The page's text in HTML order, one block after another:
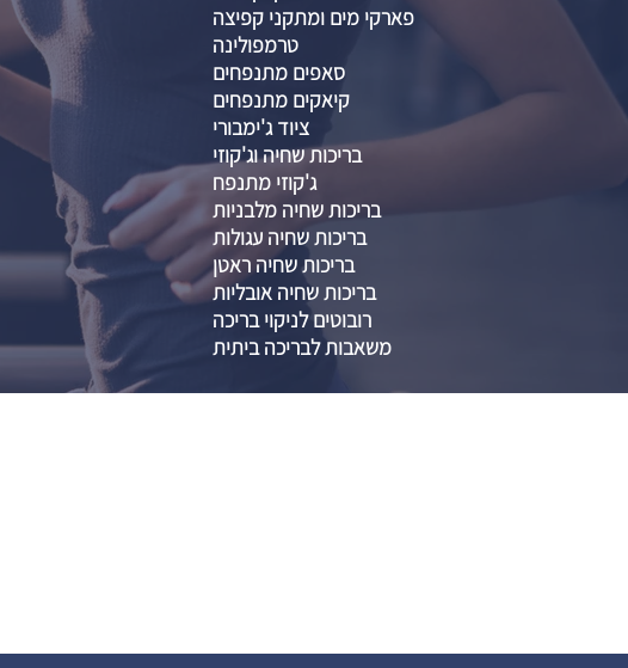
פארקי מים ומתקני קפיצה
טרמפולינה
סאפים מתנפחים
קיאקים מתנפחים
ציוד ג'ימבורי
בריכות שחיה וג'קוזי
ג'קוזי מתנפח
בריכות שחיה מלבניות
בריכות שחיה עגולות
בריכות שחיה ראטן
בריכות שחיה אובליות
רובוטים לניקוי בריכה
משאבות לבריכה ביתית